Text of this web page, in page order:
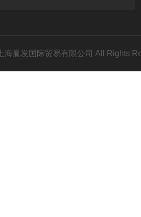
海胤发国际贸易有限公司 All Rights